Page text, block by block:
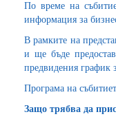
По време на
информация за
В рамките на
и ще бъде
предвидения график
Програма на
Защо трябва да